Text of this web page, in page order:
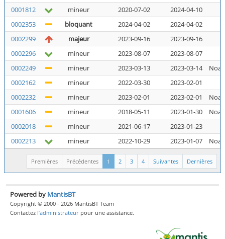
0001812
mineur 2020-07-02 2024-04-10
0002353
bloquant 2024-04-02 2024-04-02
0002299
majeur 2023-09-16 2023-09-16
0002296
mineur 2023-08-07 2023-08-07
0002249
mineur 2023-03-13 2023-03-14
0002162
mineur 2022-03-30 2023-02-01
0002232
mineur 2023-02-01 2023-02-01
0001606
mineur 2018-05-11 2023-01-30
0002018
mineur 2021-06-17 2023-01-23
0002213
mineur 2022-10-29 2023-01-07
Dernières
Suivantes
4
3
2
1
Précédentes
Premières
Powered by MantisBT
Copyright © 2000 - 2026 MantisBT Team
Contactez l’administrateur pour une assistance.